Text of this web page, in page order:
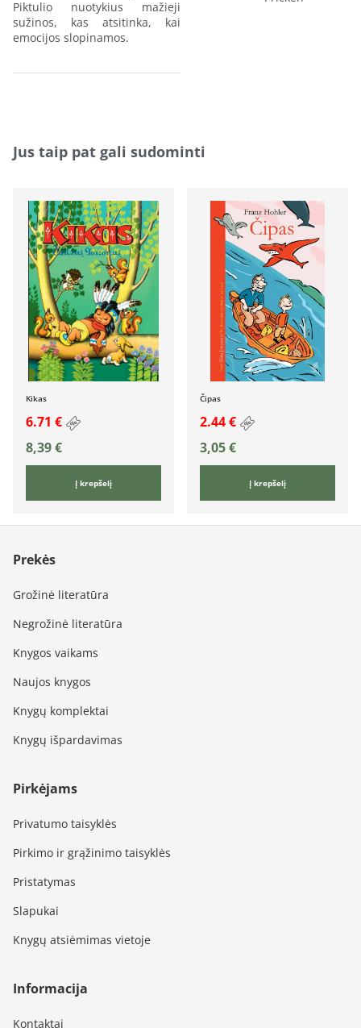
Piktulio nuotykius mažieji
sužinos, kas atsitinka, kai
emocijos slopinamos.
Jus taip pat gali sudominti
Kikas
6.71 €
8,39€
Į krepšelį
Čipas
2.44 €
3,05€
Į krepšelį
Prekės
Grožinė literatūra
Negrožinė literatūra
Knygos vaikams
Naujos knygos
Knygų komplektai
Knygų išpardavimas
Pirkėjams
Privatumo taisyklės
Pirkimo ir grąžinimo taisyklės
Pristatymas
Slapukai
Knygų atsiėmimas vietoje
Informacija
Kontaktai